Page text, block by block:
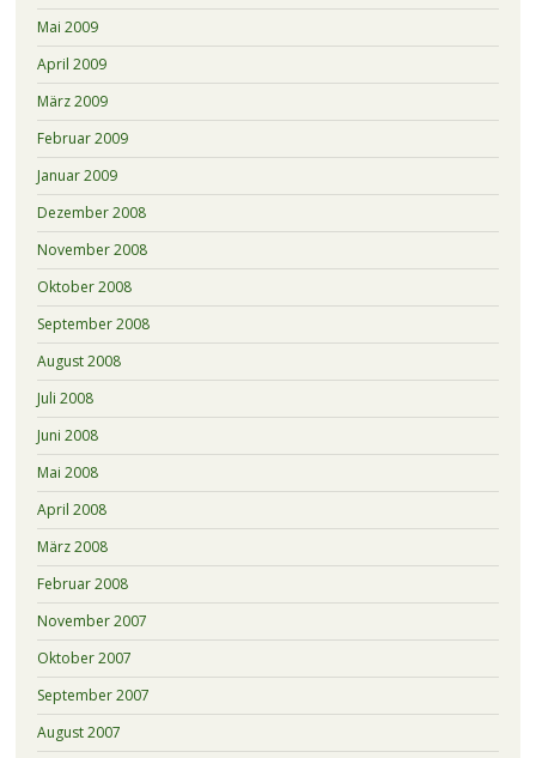
Mai 2009
April 2009
März 2009
Februar 2009
Januar 2009
Dezember 2008
November 2008
Oktober 2008
September 2008
August 2008
Juli 2008
Juni 2008
Mai 2008
April 2008
März 2008
Februar 2008
November 2007
Oktober 2007
September 2007
August 2007